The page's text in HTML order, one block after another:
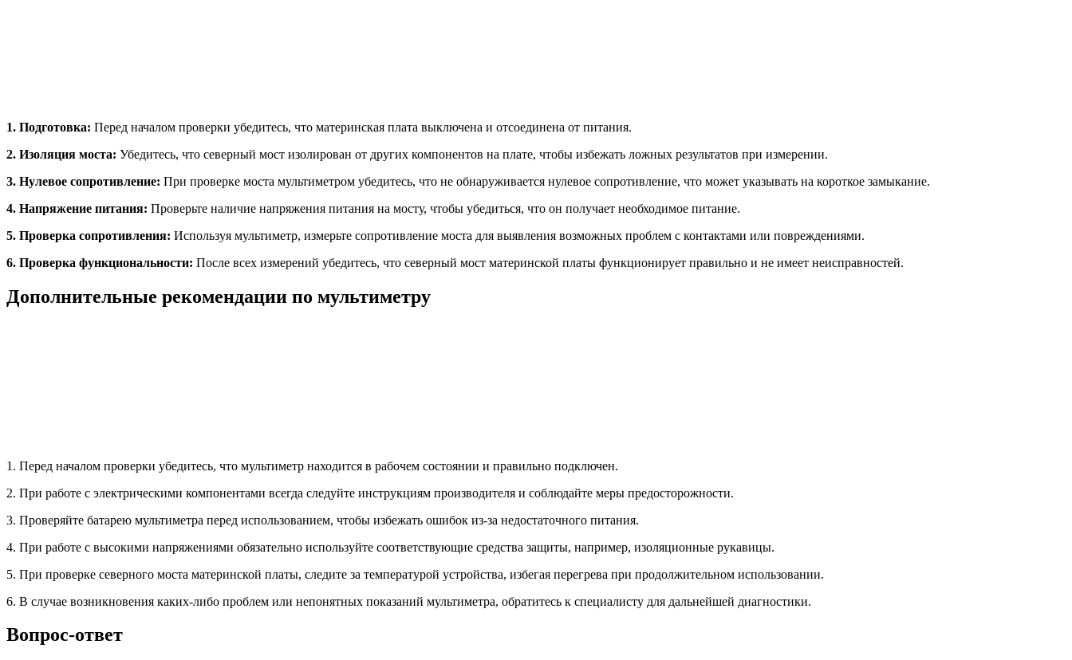
1. Подготовка: Перед началом проверки убедитесь, что материнская плата выключена и отсоединена от питания.
2. Изоляция моста: Убедитесь, что северный мост изолирован от других компонентов на плате, чтобы избежать ложных результатов при измерении.
3. Нулевое сопротивление: При проверке моста мультиметром убедитесь, что не обнаруживается нулевое сопротивление, что может указывать на короткое замыкание.
4. Напряжение питания: Проверьте наличие напряжения питания на мосту, чтобы убедиться, что он получает необходимое питание.
5. Проверка сопротивления: Используя мультиметр, измерьте сопротивление моста для выявления возможных проблем с контактами или повреждениями.
6. Проверка функциональности: После всех измерений убедитесь, что северный мост материнской платы функционирует правильно и не имеет неисправностей.
Дополнительные рекомендации по мультиметру
1. Перед началом проверки убедитесь, что мультиметр находится в рабочем состоянии и правильно подключен.
2. При работе с электрическими компонентами всегда следуйте инструкциям производителя и соблюдайте меры предосторожности.
3. Проверяйте батарею мультиметра перед использованием, чтобы избежать ошибок из-за недостаточного питания.
4. При работе с высокими напряжениями обязательно используйте соответствующие средства защиты, например, изоляционные рукавицы.
5. При проверке северного моста материнской платы, следите за температурой устройства, избегая перегрева при продолжительном использовании.
6. В случае возникновения каких-либо проблем или непонятных показаний мультиметра, обратитесь к специалисту для дальнейшей диагностики.
Вопрос-ответ